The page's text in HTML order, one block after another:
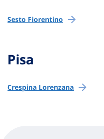
Sesto Fiorentino
Pisa
Crespina Lorenzana